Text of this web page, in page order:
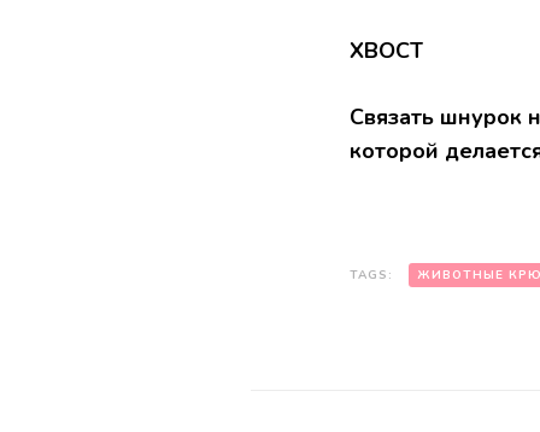
ХВОСТ
Связать шнурок
которой
TAGS: ЖИВОТНЫЕ